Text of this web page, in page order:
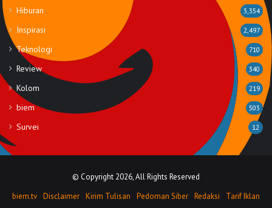
Hiburan 3,354
Inspirasi 2,497
Teknologi 710
Review 340
Kolom 219
biem 503
Survei 12
© Copyright 2026, All Rights Reserved
biem.tv Disclaimer Kirim Tulisan Pedoman Siber Redaksi Tarif Iklan